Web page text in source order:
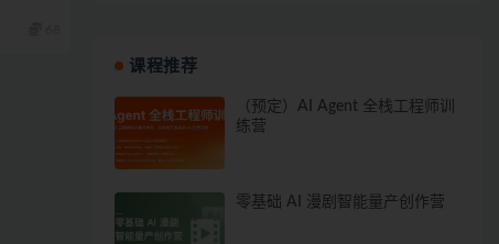
课程推荐
（预定）AI Agent 全栈工程师训
练营
零基础 AI 漫剧智能量产创作营